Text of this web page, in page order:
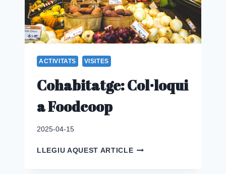
ACTIVITATS VISITES
Cohabitatge: Col·loqui
a Foodcoop
2025-04-15
LLEGIU AQUEST ARTICLECOHABITATGE: